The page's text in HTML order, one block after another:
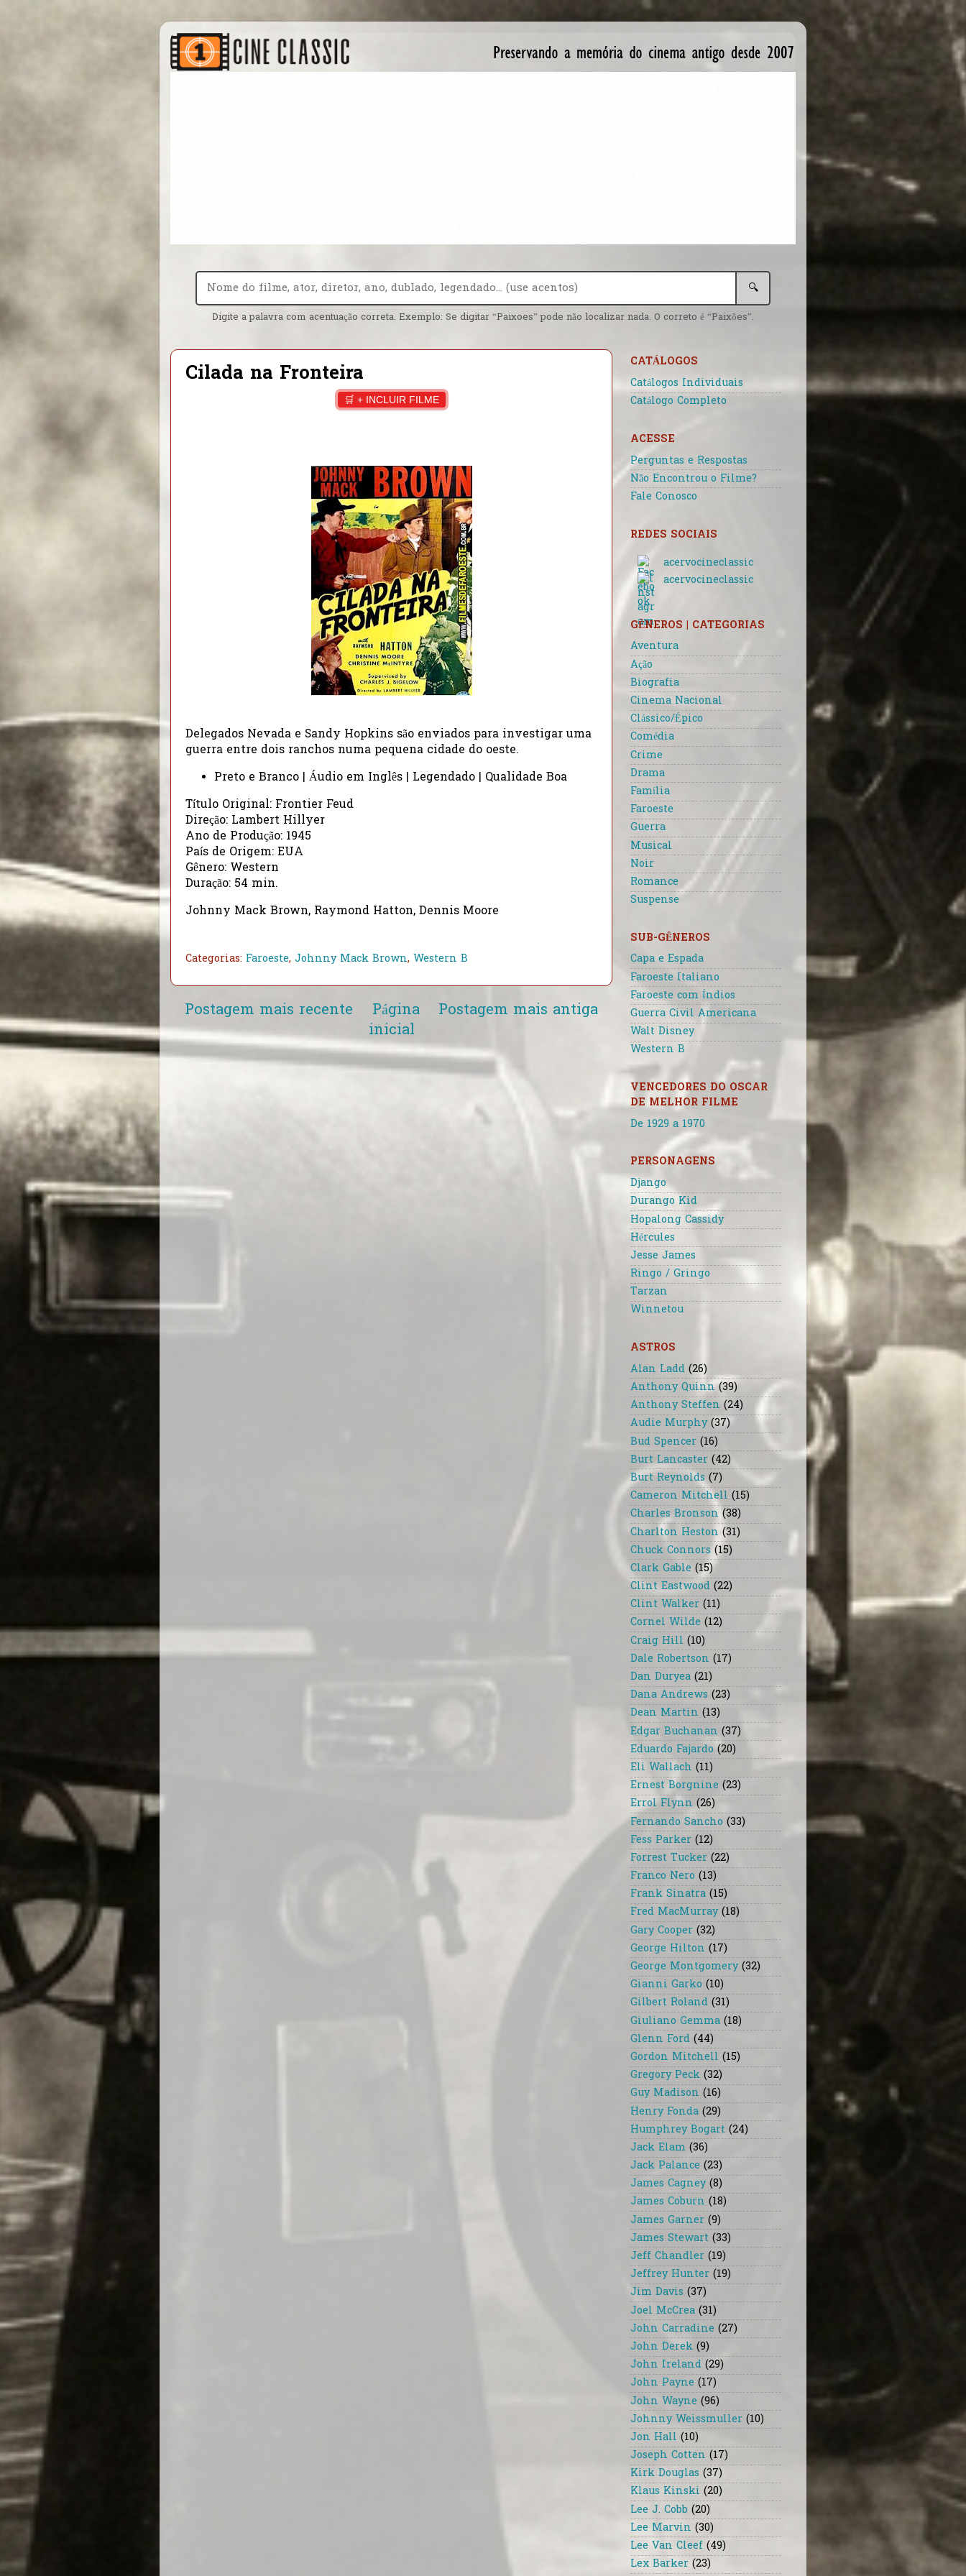
🔍
Digite a palavra com acentuação correta. Exemplo: Se digitar “Paixoes” pode não localizar nada. O correto é “Paixões”.
Cilada na Fronteira
🛒 + INCLUIR FILME
Delegados Nevada e Sandy Hopkins são enviados para investigar uma
guerra entre dois ranchos numa pequena cidade do oeste.
Preto e Branco | Áudio em Inglês | Legendado | Qualidade Boa
Título Original: Frontier Feud
Direção: Lambert Hillyer
Ano de Produção: 1945
País de Origem: EUA
Gênero: Western
Duração: 54 min.
Johnny Mack Brown, Raymond Hatton, Dennis Moore
Categorias: Faroeste, Johnny Mack Brown, Western B
Postagem mais recente Postagem mais antiga
Página
inicial
CATÁLOGOS
Catálogos Individuais
Catálogo Completo
ACESSE
Perguntas e Respostas
Não Encontrou o Filme?
Fale Conosco
REDES SOCIAIS
acervocineclassic
acervocineclassic
GÊNEROS | CATEGORIAS
Aventura
Ação
Biografia
Cinema Nacional
Clássico/Épico
Comédia
Crime
Drama
Família
Faroeste
Guerra
Musical
Noir
Romance
Suspense
SUB-GÊNEROS
Capa e Espada
Faroeste Italiano
Faroeste com Índios
Guerra Civil Americana
Walt Disney
Western B
VENCEDORES DO OSCAR
DE MELHOR FILME
De 1929 a 1970
PERSONAGENS
Django
Durango Kid
Hopalong Cassidy
Hércules
Jesse James
Ringo / Gringo
Tarzan
Winnetou
ASTROS
Alan Ladd (26)
Anthony Quinn (39)
Anthony Steffen (24)
Audie Murphy (37)
Bud Spencer (16)
Burt Lancaster (42)
Burt Reynolds (7)
Cameron Mitchell (15)
Charles Bronson (38)
Charlton Heston (31)
Chuck Connors (15)
Clark Gable (15)
Clint Eastwood (22)
Clint Walker (11)
Cornel Wilde (12)
Craig Hill (10)
Dale Robertson (17)
Dan Duryea (21)
Dana Andrews (23)
Dean Martin (13)
Edgar Buchanan (37)
Eduardo Fajardo (20)
Eli Wallach (11)
Ernest Borgnine (23)
Errol Flynn (26)
Fernando Sancho (33)
Fess Parker (12)
Forrest Tucker (22)
Franco Nero (13)
Frank Sinatra (15)
Fred MacMurray (18)
Gary Cooper (32)
George Hilton (17)
George Montgomery (32)
Gianni Garko (10)
Gilbert Roland (31)
Giuliano Gemma (18)
Glenn Ford (44)
Gordon Mitchell (15)
Gregory Peck (32)
Guy Madison (16)
Henry Fonda (29)
Humphrey Bogart (24)
Jack Elam (36)
Jack Palance (23)
James Cagney (8)
James Coburn (18)
James Garner (9)
James Stewart (33)
Jeff Chandler (19)
Jeffrey Hunter (19)
Jim Davis (37)
Joel McCrea (31)
John Carradine (27)
John Derek (9)
John Ireland (29)
John Payne (17)
John Wayne (96)
Johnny Weissmuller (10)
Jon Hall (10)
Joseph Cotten (17)
Kirk Douglas (37)
Klaus Kinski (20)
Lee J. Cobb (20)
Lee Marvin (30)
Lee Van Cleef (49)
Lex Barker (23)